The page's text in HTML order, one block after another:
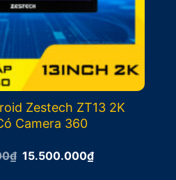
Zestech ZT13 2K
Camera 360
₫ Giá
15.500.000₫Giá